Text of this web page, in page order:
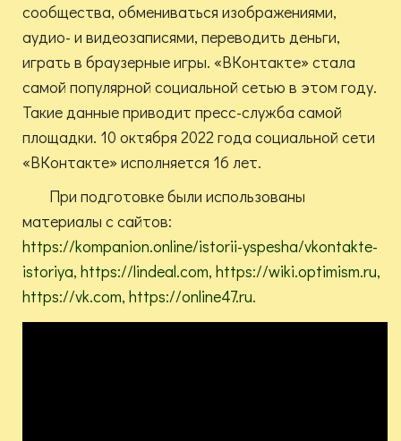
сообщества, обмениваться изображениями,
аудио- и видеозаписями, переводить деньги,
играть в браузерные игры. «ВКонтакте» стала
самой популярной социальной сетью в этом году.
Такие данные приводит пресс-служба самой
площадки. 10 октября 2022 года социальной сети
«ВКонтакте» исполняется 16 лет.
При подготовке были использованы
материалы с сайтов:
https://kompanion.online/istorii-yspesha/vkontakte-
istoriya, https://lindeal.com, https://wiki.optimism.ru,
https://vk.com, https://online47.ru.